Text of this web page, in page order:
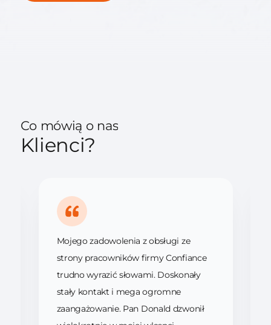
Co mówią o nas
Klienci?
Mojego zadowolenia z obsługi ze
strony pracowników firmy Confiance
trudno wyrazić słowami. Doskonały
stały kontakt i mega ogromne
zaangażowanie. Pan Donald dzwonił